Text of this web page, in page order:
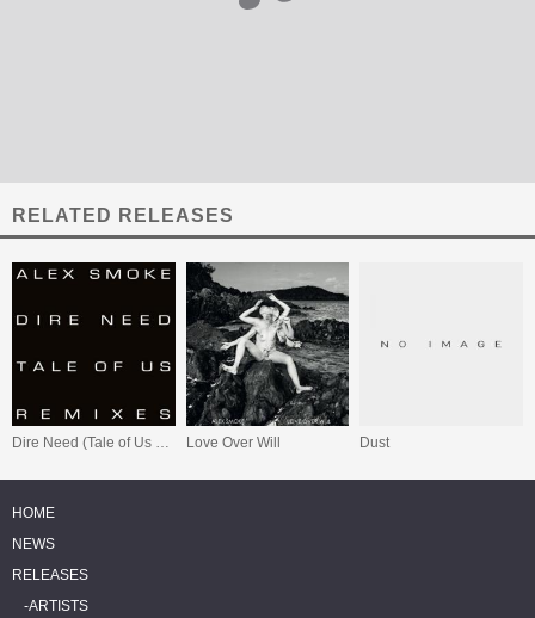
RELATED RELEASES
Love Over Will Dust
HOME
NEWS
RELEASES
ARTISTS